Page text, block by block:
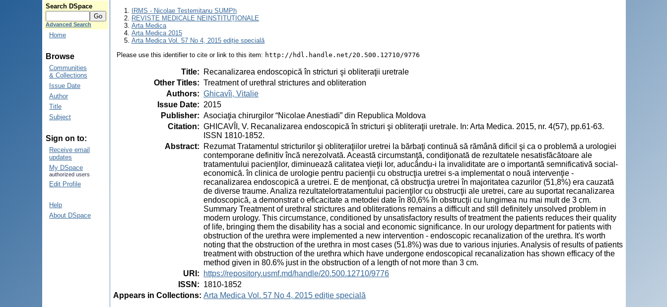
Search DSpace
Advanced Search
Home
Browse
Communities
& Collections
Issue Date
Author
Title
Subject
Sign on to:
Receive email
updates
My DSpace
authorized users
Edit Profile
Help
About DSpace
IRMS - Nicolae Testemitanu SUMPh
REVISTE MEDICALE NEINSTITUȚIONALE
Arta Medica
Arta Medica 2015
Arta Medica Vol. 57 No 4, 2015 ediție specială
Please use this identifier to cite or link to this item: http://hdl.handle.net/20.500.12710/9776
Title:
Recanalizarea endoscopică în stricturi şi obliteraţii uretrale
Other Titles: Treatment of urethral strictures and obliteration
Authors: Ghicavîi, Vitalie
Issue Date: 2015
Publisher: Asociaţia chirurgilor “Nicolae Anestiadi” din Republica Moldova
Citation: GHICAVÎI, V. Recanalizarea endoscopică în stricturi şi obliteraţii uretrale. In: Arta Medica. 2015, nr. 4(57), pp.61-63.
ISSN 1810-1852.
Abstract:
Rezumat Tratamentul stricturilor şi obliteraţiilor uretrei la bărbaţi continuă să rămână dificil şi ca o problemă a urologiei
contemporane definitiv încă nerezolvată. Această circumstanţă, condiţionată de rezultatele nesatisfăcătoare ale
tratamentului pacienţilor, diminuează calitatea vieţii lor, aducându-i la invaliditate are o importantă semnificativă social-
economică. în clinica de urologie pentru pacienţii cu obstrucţia uretrei s-a implementat o nouă intervenţie -
recanalizarea endoscopică a uretrei. E de menţionat, că obstrucţia uretrei în majoritatea cazurilor (51,8%) era cauzată
de diverse traume. Analiza rezultatelortratamentului pacienţilor cu obstrucţii ale uretrei, care au suportat recanalizarea
endoscopică, a demonstrat o eficacitate a metodei date în 80,6% în obstrucţii cu lungimea nu mai mult de 3 cm.
Summary Treatment of urethral strictures and obliterations remains a difficult and still definitely unsolved problem in
modern urology. This circumstance, conditioned by unsatisfactory results of treatment the patients reduces their quality
of life, bringing them the disability has a social and economic significance. In our urology department for patients with
obstruction of the urethra were implemented a new intervention - endoscopic recanalization of the urethra. It's worth
noting that the obstruction of the urethra in most cases (51.8%) was due to various injuries. Analysis of results of patients
treatment with obstruction of the urethra which have undergone endoscopical recanalization has shown efficacy of the
method given in 80.6% just in the obstruction of a length of not more than 3 cm.
URI :
https://repository.usmf.md/handle/20.500.12710/9776
ISSN : 1810-1852
Appears in Collections: Arta Medica Vol. 57 No 4, 2015 ediție specială